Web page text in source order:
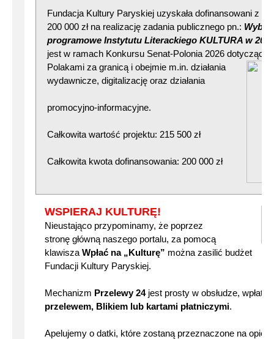
Fundacja Kultury Paryskiej uzyskała dofinansowani z
200 000 zł na realizację zadania publicznego pn.:
programowe Instytutu Literackiego KULTURA w
jest w ramach Konkursu Senat-Polonia 2026
Polakami za granicą i obejmie m.in. działania
wydawnicze, digitalizację oraz działania
promocyjno-informacyjne.
Całkowita wartość projektu: 215 500 zł
Całkowita kwota dofinansowania: 200 000 zł
WSPIERAJ KULTURĘ!
Nieustająco przypominamy, że poprzez
stronę główną naszego portalu, za pomocą
klawisza Wpłać na „Kulturę” można zasilić budżet
Fundacji Kultury Paryskiej.
Mechanizm Przelewy 24jest prosty w obsłudze, wpłat
przelewem, Blikiem lub kartami płatniczymi.
Apelujemy o datki, które zostaną przeznaczone na